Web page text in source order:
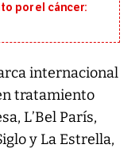
por el cáncer:
internacional
tratamiento
L’Bel París,
y La Estrella,